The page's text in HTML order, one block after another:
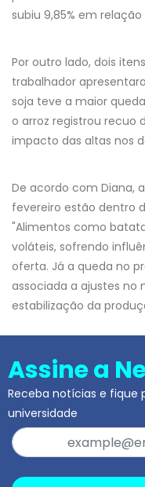
subiu 9,85% em
Por outro lado, dois
trabalhador
soja teve a maior
o arroz registrou recuo
impacto das altas nos
De acordo com Diana,
fevereiro estão dentro
"Alimentos como
voláteis, sofrendo
oferta. Já a queda no
associada a ajustes
estabilização da
Assine a
Receba notícias e fique
universidade